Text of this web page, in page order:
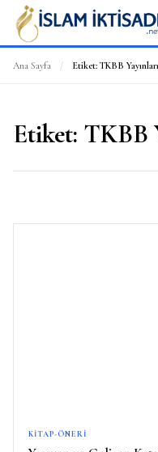
Ana Sayfa / Etiket: TKBB Yayınları
Etiket: TKBB
KITAP-ÖNERI